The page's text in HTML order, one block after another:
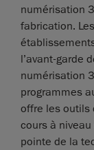
numérisation
fabrication.
l’avant-garde
numérisation
programmes
offre les outils
cours à
pointe de la